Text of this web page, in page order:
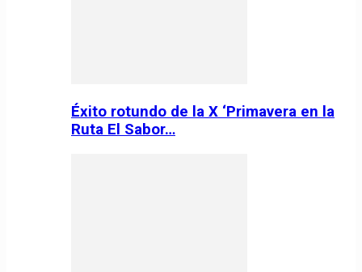
Éxito rotundo de la X ‘Primavera en la
Ruta El Sabor…